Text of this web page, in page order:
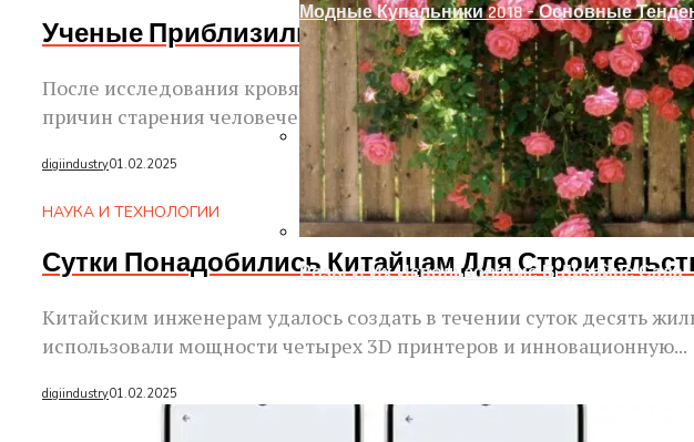
Оформление Дверного Проема Без Двери
Розы И Их Использование В Дизайне Сада
Модные Купальники 2018 – Основные
Ученые Приблизились К Пониманию Причин
После исследования кровяных клеток 115-летней жительницы
причин старения человеческого организма. Изучив ткани и кровь
digiindustry01.02.2025
НАУКА И ТЕХНОЛОГИИ
Сутки Понадобились Китайцам Для
Китайским инженерам удалось создать в течении суток десять
использовали мощности четырех 3D принтеров и инновационную...
digiindustry01.02.2025